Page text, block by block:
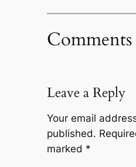
Comments
Leave a Reply
Your email
published.
marked *